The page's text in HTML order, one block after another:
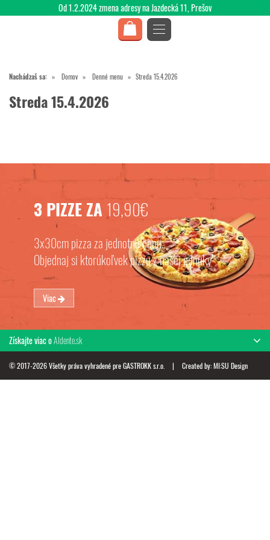
Nachádzaš sa: Domov Denné menu Streda 15.4.2026
Streda 15.4.2026
3 PIZZE ZA 19,90€
3x30cm pizza za jednotnú cenu.
Objednaj si ktorúkoľvek pizzu z našej ponuky
Viac
Získajte viac oAldente.sk
© 2017-2026 Všetky práva vyhradené pre GASTROKK s.r.o. | Created by:MI:SU Design
Od 1.2.2024 zmena adresy na Jazdecká 11, Prešov